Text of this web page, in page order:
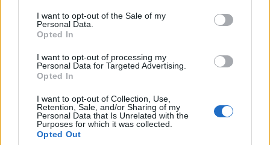
consent section.
I want to opt-out of the Sale of my
Personal Data.
Opted In
I want to opt-out of processing my
Personal Data for Targeted Advertising.
Opted In
I want to opt-out of Collection, Use,
Retention, Sale, and/or Sharing of my
Personal Data that Is Unrelated with the
Purposes for which it was collected.
Opted Out
Mario Malu
Paolo Pinna
Martina Agostina Diturco